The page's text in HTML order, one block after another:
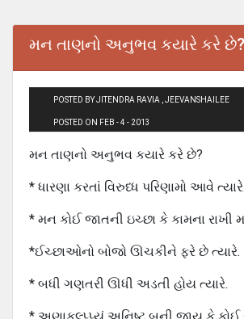
મન તાણનો અનુભવ કયારે કરે છે?
POSTED BY JITENDRA RAVIA , JEEVANSHAILEE
POSTED ON FEB - 4 - 2013
મન તાણનો અનુભવ કયારે કરે છે?
* ધારણા કરતાં વિરુધ્ધ પરિણામો આવે ત્યારે.
* મન કોઈ જાતની ઇચ્છા કે કામના રાખી
*ઈચ્છાઓનો બોજો ઊચકીને ફરે છે ત્યારે.
* બધી ગણતરી ઊધી અડતી હોય ત્યારે.